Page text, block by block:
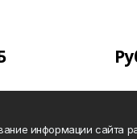
информации сайта